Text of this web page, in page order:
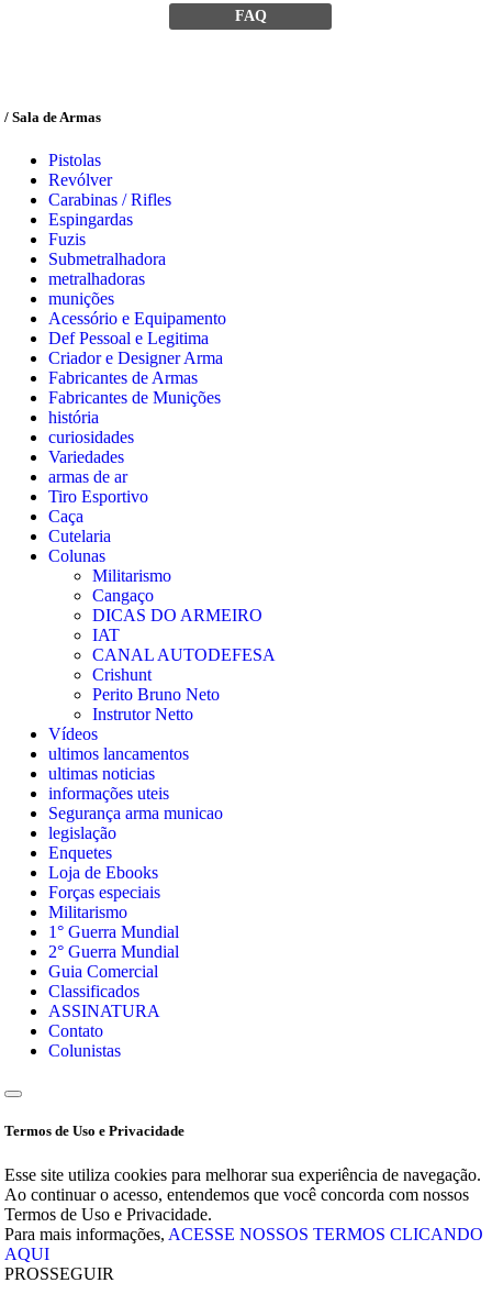
FAQ
/ Sala de Armas
Pistolas
Revólver
Carabinas / Rifles
Espingardas
Fuzis
Submetralhadora
metralhadoras
munições
Acessório e Equipamento
Def Pessoal e Legitima
Criador e Designer Arma
Fabricantes de Armas
Fabricantes de Munições
história
curiosidades
Variedades
armas de ar
Tiro Esportivo
Caça
Cutelaria
Colunas
Militarismo
Cangaço
DICAS DO ARMEIRO
IAT
CANAL AUTODEFESA
Crishunt
Perito Bruno Neto
Instrutor Netto
Vídeos
ultimos lancamentos
ultimas noticias
informações uteis
Segurança arma municao
legislação
Enquetes
Loja de Ebooks
Forças especiais
Militarismo
1° Guerra Mundial
2° Guerra Mundial
Guia Comercial
Classificados
ASSINATURA
Contato
Colunistas
Termos de Uso e Privacidade
Esse site utiliza cookies para melhorar sua experiência de navegação.
Ao continuar o acesso, entendemos que você concorda com nossos
Termos de Uso e Privacidade.
Para mais informações, ACESSE NOSSOS TERMOS CLICANDO
AQUI
PROSSEGUIR